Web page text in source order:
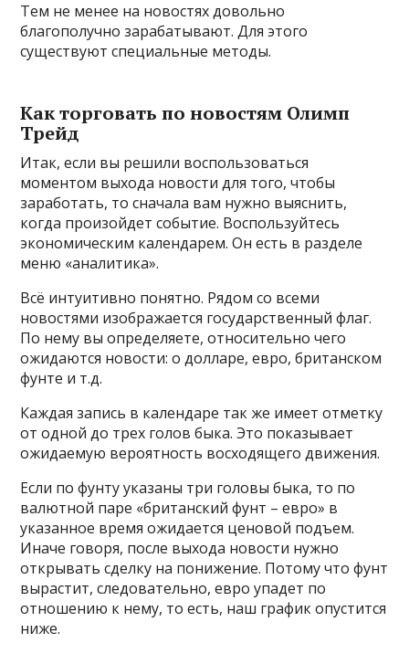
Тем не менее на новостях довольно
благополучно зарабатывают. Для этого
существуют специальные методы.
Как торговать по новостям Олимп
Трейд
Итак, если вы решили воспользоваться
моментом выхода новости для того, чтобы
заработать, то сначала вам нужно выяснить,
когда произойдет событие. Воспользуйтесь
экономическим календарем. Он есть в разделе
меню «аналитика».
Всё интуитивно понятно. Рядом со всеми
новостями изображается государственный флаг.
По нему вы определяете, относительно чего
ожидаются новости: о долларе, евро, британском
фунте и т.д.
Каждая запись в календаре так же имеет отметку
от одной до трех голов быка. Это показывает
ожидаемую вероятность восходящего движения.
Если по фунту указаны три головы быка, то по
валютной паре «британский фунт – евро» в
указанное время ожидается ценовой подъем.
Иначе говоря, после выхода новости нужно
открывать сделку на понижение. Потому что фунт
вырастит, следовательно, евро упадет по
отношению к нему, то есть, наш график опустится
ниже.